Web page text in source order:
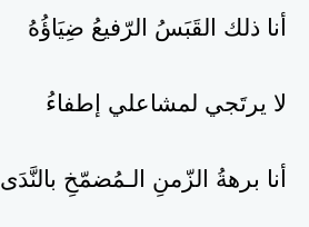
أنا ذلك القَبَسُ الرّفيعُ ضِيَاؤُهُ
لا يرتَجي لمشاعلي إطفاءُ
أنا برهةُ الزّمنِ الـمُضمّخِ بالنَّدَى